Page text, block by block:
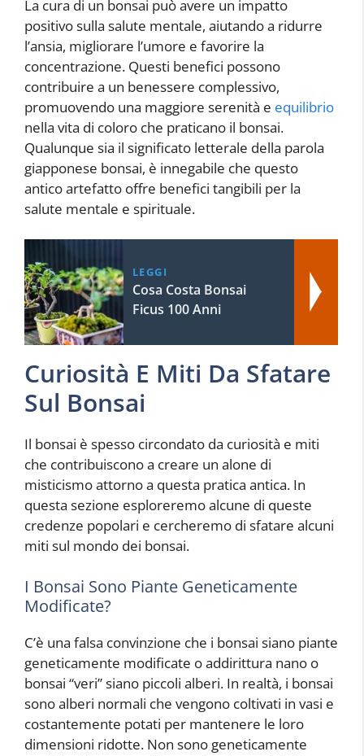
La cura di un bonsai può avere un impatto
positivo sulla salute mentale, aiutando a ridurre
l’ansia, migliorare l’umore e favorire la
concentrazione. Questi benefici possono
contribuire a un benessere complessivo,
promuovendo una maggiore serenità e equilibrio
nella vita di coloro che praticano il bonsai.
Qualunque sia il significato letterale della parola
giapponese bonsai, è innegabile che questo
antico artefatto offre benefici tangibili per la
salute mentale e spirituale.
LEGGI
Cosa Costa Bonsai
Ficus 100 Anni
Curiosità E Miti Da Sfatare
Sul Bonsai
Il bonsai è spesso circondato da curiosità e miti
che contribuiscono a creare un alone di
misticismo attorno a questa pratica antica. In
questa sezione esploreremo alcune di queste
credenze popolari e cercheremo di sfatare alcuni
miti sul mondo dei bonsai.
I Bonsai Sono Piante Geneticamente
Modificate?
C’è una falsa convinzione che i bonsai siano piante
geneticamente modificate o addirittura nano o
bonsai “veri” siano piccoli alberi. In realtà, i bonsai
sono alberi normali che vengono coltivati ​​in vasi e
costantemente potati per mantenere le loro
dimensioni ridotte. Non sono geneticamente